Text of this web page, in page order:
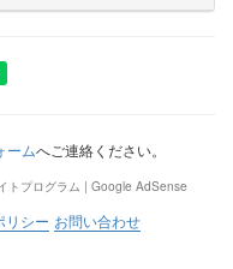
ームへご連絡ください。
トプログラム | Google AdSense
リシー お問い合わせ